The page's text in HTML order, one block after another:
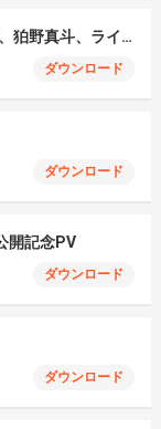
モエチャッカファイア – ヒューゴ、狛野真斗、ライト、セヴェリアン (Cover )
ダウンロード
ダウンロード
開記念PV
ダウンロード
ダウンロード